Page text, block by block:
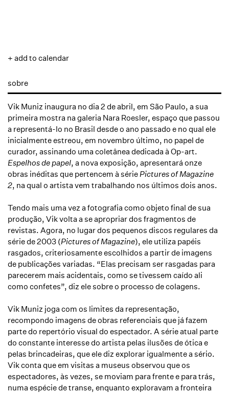
+ add to calendar
sobre
Vik Muniz inaugura no dia 2 de abril, em São Paulo, a sua
primeira mostra na galeria Nara Roesler, espaço que passou
a representá-lo no Brasil desde o ano passado e no qual ele
inicialmente estreou, em novembro último, no papel de
curador, assinando uma coletânea dedicada à Op-art.
Espelhos de papel, a nova exposição, apresentará onze
obras inéditas que pertencem à sériePictures of Magazine
2, na qual o artista vem trabalhando nos últimos dois anos.
Tendo mais uma vez a fotografia como objeto final de sua
produção, Vik volta a se apropriar dos fragmentos de
revistas. Agora, no lugar dos pequenos discos regulares da
série de 2003 (Pictures of Magazine), ele utiliza papéis
rasgados, criteriosamente escolhidos a partir de imagens
de publicações variadas. “Elas precisam ser rasgadas para
parecerem mais acidentais, como se tivessem caído ali
como confetes”, diz ele sobre o processo de colagens.
Vik Muniz joga com os limites da representação,
recompondo imagens de obras referenciais que já fazem
parte do repertório visual do espectador. A série atual parte
do constante interesse do artista pelas ilusões de ótica e
pelas brincadeiras, que ele diz explorar igualmente a sério.
Vik conta que em visitas a museus observou que os
espectadores, às vezes, se moviam para frente e para trás,
numa espécie de transe, enquanto exploravam a fronteira